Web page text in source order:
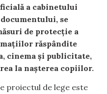
a cabinetului
se
de protecție a
răspândite
cinema și publicitate,
la nașterea copiilor.
proiectul de lege este